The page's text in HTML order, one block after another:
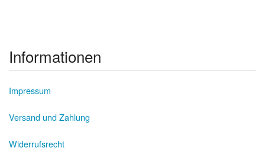
Informationen
Impressum
Versand und Zahlung
Widerrufsrecht